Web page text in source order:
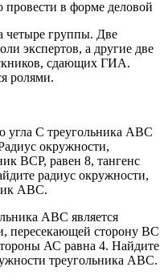
в форме деловой
четыре группы. Две
экспертов, а другие две
сдающих ГИА.
ролями.
угла С треугольника АВС
окружности,
ВСР, равен 8, тангенс
радиус окружности,
АВС.
АВС является
пересекающей сторону ВС
АС равна 4. Найдите
треугольника АВС.